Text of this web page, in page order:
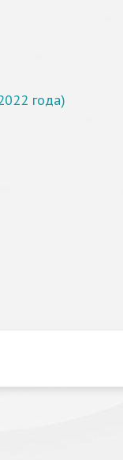
года)